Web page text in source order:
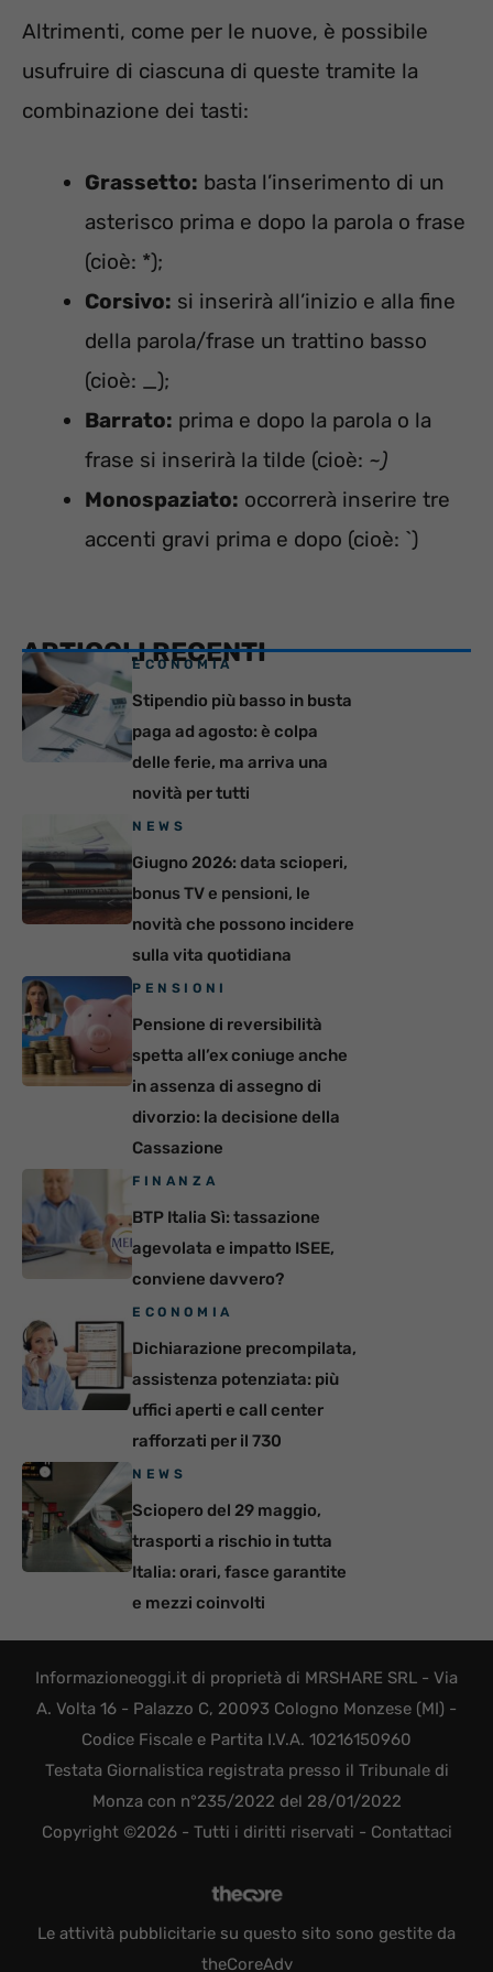
Altrimenti, come per le nuove, è possibile
usufruire di ciascuna di queste tramite la
combinazione dei tasti:
Grassetto: basta l’inserimento di un
asterisco prima e dopo la parola o frase
(cioè: *);
Corsivo: si inserirà all’inizio e alla fine
della parola/frase un trattino basso
(cioè: _);
Barrato: prima e dopo la parola o la
frase si inserirà la tilde (cioè: ~)
Monospaziato: occorrerà inserire tre
accenti gravi prima e dopo (cioè: `)
ARTICOLI RECENTI
ECONOMIA
Stipendio più basso in busta
paga ad agosto: è colpa
delle ferie, ma arriva una
novità per tutti
NEWS
Giugno 2026: data scioperi,
bonus TV e pensioni, le
novità che possono incidere
sulla vita quotidiana
PENSIONI
Pensione di reversibilità
spetta all’ex coniuge anche
in assenza di assegno di
divorzio: la decisione della
Cassazione
FINANZA
BTP Italia Sì: tassazione
agevolata e impatto ISEE,
conviene davvero?
ECONOMIA
Dichiarazione precompilata,
assistenza potenziata: più
uffici aperti e call center
rafforzati per il 730
NEWS
Sciopero del 29 maggio,
trasporti a rischio in tutta
Italia: orari, fasce garantite
e mezzi coinvolti
Informazioneoggi.it di proprietà di MRSHARE SRL - Via
A. Volta 16 - Palazzo C, 20093 Cologno Monzese (MI) -
Codice Fiscale e Partita I.V.A. 10216150960
Testata Giornalistica registrata presso il Tribunale di
Monza con n°235/2022 del 28/01/2022
Copyright ©2026 - Tutti i diritti riservati - Contattaci
Le attività pubblicitarie su questo sito sono gestite da
theCoreAdv